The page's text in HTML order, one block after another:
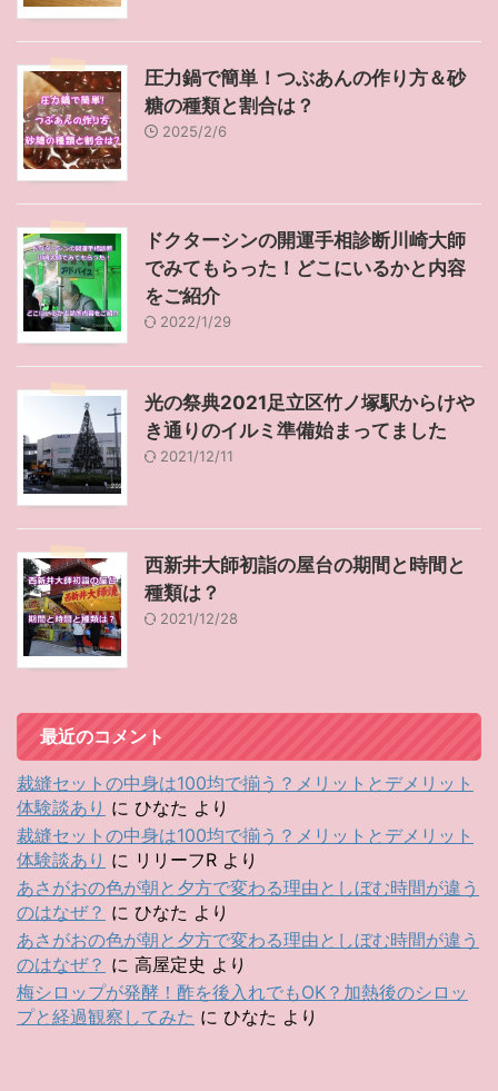
圧力鍋で簡単！つぶあんの作り方＆砂
糖の種類と割合は？
2025/2/6
ドクターシンの開運手相診断川崎大師
でみてもらった！どこにいるかと内容
をご紹介
2022/1/29
光の祭典2021足立区竹ノ塚駅からけや
き通りのイルミ準備始まってました
2021/12/11
西新井大師初詣の屋台の期間と時間と
種類は？
2021/12/28
最近のコメント
裁縫セットの中身は100均で揃う？メリットとデメリット
体験談あり に ひなた より
裁縫セットの中身は100均で揃う？メリットとデメリット
体験談あり に リリーフR より
あさがおの色が朝と夕方で変わる理由としぼむ時間が違う
のはなぜ？ に ひなた より
あさがおの色が朝と夕方で変わる理由としぼむ時間が違う
のはなぜ？ に 高屋定史 より
梅シロップが発酵！酢を後入れでもOK？加熱後のシロッ
プと経過観察してみた に ひなた より